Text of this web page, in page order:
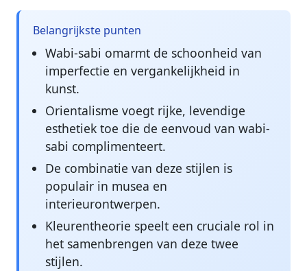
Belangrijkste punten
Wabi-sabi omarmt de schoonheid van
imperfectie en vergankelijkheid in
kunst.
Orientalisme voegt rijke, levendige
esthetiek toe die de eenvoud van wabi-
sabi complimenteert.
De combinatie van deze stijlen is
populair in musea en
interieurontwerpen.
Kleurentheorie speelt een cruciale rol in
het samenbrengen van deze twee
stijlen.